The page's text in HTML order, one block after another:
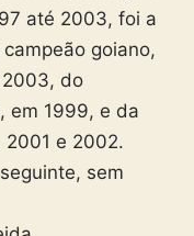
até 2003, foi a
goiano,
do
em 1999, e da
2001 e 2002.
sem